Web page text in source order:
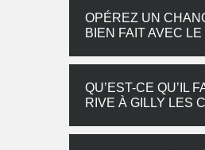
OPÉREZ UN
BIEN FAIT AVEC
QU’EST-CE QU’IL
RIVE À GILLY LES